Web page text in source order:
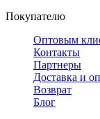
Покупателю
Оптовым
Контакты
Партнеры
Доставка и
Возврат
Блог